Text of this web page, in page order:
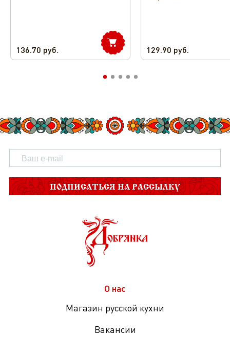
136.70 руб. 129.90 руб.
ПОДПИСАТЬСЯ НА РАССЫЛКУ
О нас
Магазин русской кухни
Вакансии